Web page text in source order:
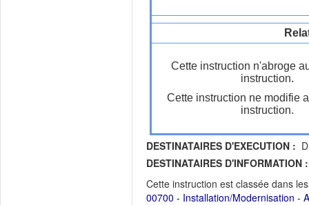
Cette instruction n'abroge
instruction.
Cette instruction ne modifie
instruction.
DESTINATAIRES D'EXECUTION :
DESTINATAIRES D'INFORMATION :
Cette instruction est classée dans
00700 - Installation/Modernisation -